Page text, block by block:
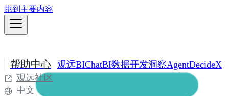
跳到主要内容
帮助中心 观远BIChatBI数据开发洞察AgentDecideX
观远社区
中文